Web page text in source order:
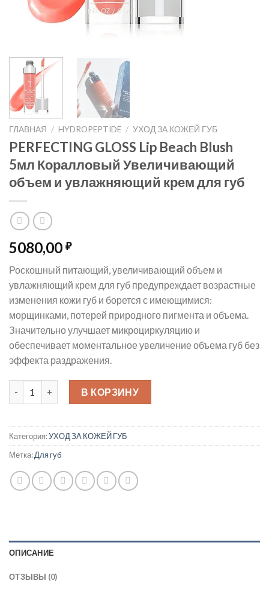
ГЛАВНАЯ / HYDROPEPTIDE / УХОД ЗА КОЖЕЙ ГУБ
PERFECTING GLOSS Lip Beach Blush
5мл Коралловый Увеличивающий
объем и увлажняющий крем для губ
5080,00 ₽
Роскошный питающий, увеличивающий объем и
увлажняющий крем для губ предупреждает возрастные
изменения кожи губ и борется с имеющимися:
морщинками, потерей природного пигмента и объема.
Значительно улучшает микроциркуляцию и
обеспечивает моментальное увеличение объема губ без
эффекта раздражения.
Количество товара PERFECTING GLOSS Lip Beach Blush
В КОРЗИНУ
Категория:УХОД ЗА КОЖЕЙ ГУБ
Метка:Для губ
ОПИСАНИЕ
ОТЗЫВЫ (0)